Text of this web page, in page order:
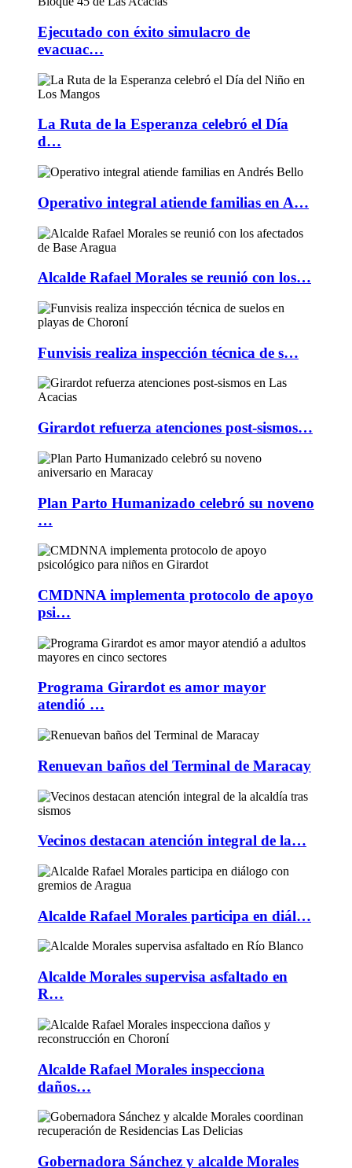
Ejecutado con éxito simulacro de
evacuac…
La Ruta de la Esperanza celebró el Día
d…
Operativo integral atiende familias en A…
Alcalde Rafael Morales se reunió con los…
Funvisis realiza inspección técnica de s…
Girardot refuerza atenciones post-sismos…
Plan Parto Humanizado celebró su noveno
…
CMDNNA implementa protocolo de apoyo
psi…
Programa Girardot es amor mayor
atendió …
Renuevan baños del Terminal de Maracay
Vecinos destacan atención integral de la…
Alcalde Rafael Morales participa en diál…
Alcalde Morales supervisa asfaltado en
R…
Alcalde Rafael Morales inspecciona
daños…
Gobernadora Sánchez y alcalde Morales